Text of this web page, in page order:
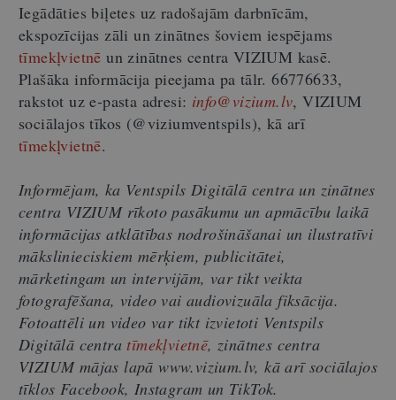
Iegādāties biļetes uz radošajām darbnīcām,
ekspozīcijas zāli un zinātnes šoviem iespējams
tīmekļvietnē un zinātnes centra VIZIUM kasē.
Plašāka informācija pieejama pa tālr. 66776633,
rakstot uz e-pasta adresi: info@vizium.lv, VIZIUM
sociālajos tīkos (@viziumventspils), kā arī
tīmekļvietnē.
Informējam, ka Ventspils Digitālā centra un zinātnes
centra VIZIUM rīkoto pasākumu un apmācību laikā
informācijas atklātības nodrošināšanai un ilustratīvi
mākslinieciskiem mērķiem, publicitātei,
mārketingam un intervijām, var tikt veikta
fotografēšana, video vai audiovizuāla fiksācija.
Fotoattēli un video var tikt izvietoti Ventspils
Digitālā centra tīmekļvietnē, zinātnes centra
VIZIUM mājas lapā www.vizium.lv, kā arī sociālajos
tīklos Facebook, Instagram un TikTok.